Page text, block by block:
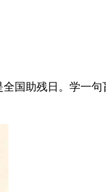
国助残日。学一